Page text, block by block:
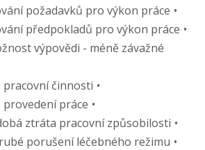
požadavků pro výkon práce
předpokladů pro výkon práce
výpovědi - méně závažné
pracovní činnosti
práce
ztráta pracovní způsobilosti
porušení léčebného režimu